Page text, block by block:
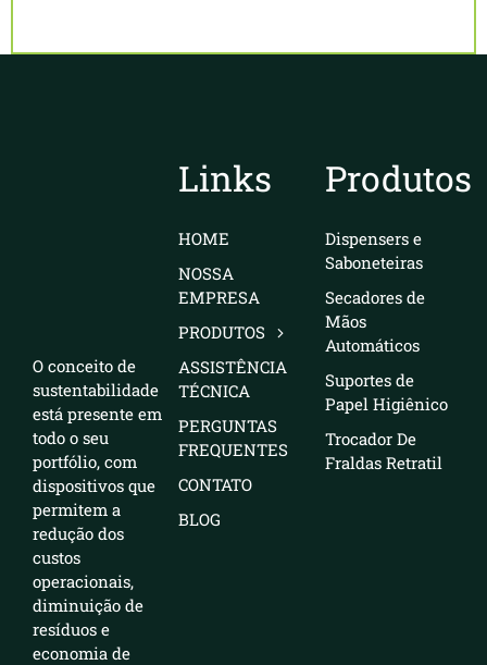
O conceito de
sustentabilidade
está presente em
todo o seu
portfólio, com
dispositivos que
permitem a
redução dos
custos
operacionais,
diminuição de
resíduos e
economia de
Links
HOME
NOSSA
EMPRESA
PRODUTOS
ASSISTÊNCIA
TÉCNICA
PERGUNTAS
FREQUENTES
CONTATO
BLOG
Produtos
Dispensers e
Saboneteiras
Secadores de
Mãos
Automáticos
Suportes de
Papel Higiênico
Trocador De
Fraldas Retratil